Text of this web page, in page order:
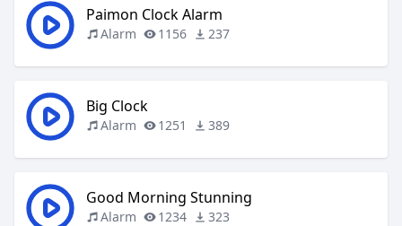
Paimon Clock Alarm
Alarm 1156 237
Big Clock
Alarm 1251 389
Good Morning Stunning
Alarm 1234 323